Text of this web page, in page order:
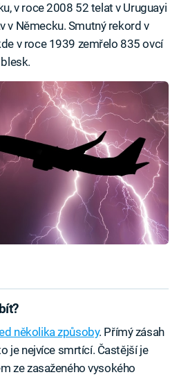
v roce 2008 52 telat v Uruguayi
v Německu. Smutný rekord v
v roce 1939 zemřelo 835 ovcí
několika způsoby. Přímý zásah
je nejvíce smrtící. Častější je
ze zasaženého vysokého